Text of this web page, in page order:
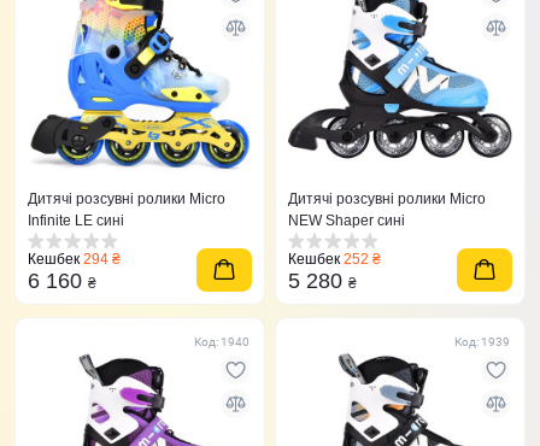
Дитячі розсувні ролики Micro
Infinite LE сині
Кешбек 294 ₴
6 160 ₴
Дитячі розсувні ролики Micro
NEW Shaper сині
Кешбек 252 ₴
5 280 ₴
Код: 1940 Код: 1939